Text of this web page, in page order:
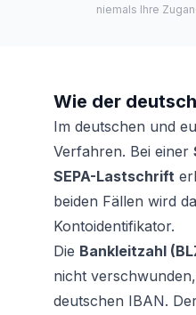
niemals Ihre
Wie der
Im deutschen und
Verfahren. Bei einer
SEPA-Lastschrift
beiden Fällen wird
Kontoidentifikator.
Die Bankleitzahl
nicht
deutschen IBAN.